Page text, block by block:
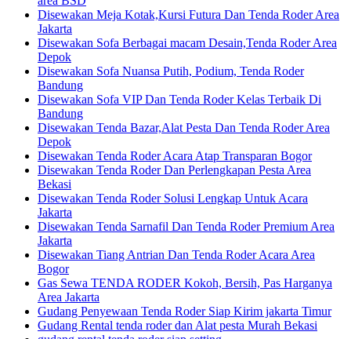
Disewakan Meja Kotak,Kursi Futura Dan Tenda Roder Area
Jakarta
Disewakan Sofa Berbagai macam Desain,Tenda Roder Area
Depok
Disewakan Sofa Nuansa Putih, Podium, Tenda Roder
Bandung
Disewakan Sofa VIP Dan Tenda Roder Kelas Terbaik Di
Bandung
Disewakan Tenda Bazar,Alat Pesta Dan Tenda Roder Area
Depok
Disewakan Tenda Roder Acara Atap Transparan Bogor
Disewakan Tenda Roder Dan Perlengkapan Pesta Area
Bekasi
Disewakan Tenda Roder Solusi Lengkap Untuk Acara
Jakarta
Disewakan Tenda Sarnafil Dan Tenda Roder Premium Area
Jakarta
Disewakan Tiang Antrian Dan Tenda Roder Acara Area
Bogor
Gas Sewa TENDA RODER Kokoh, Bersih, Pas Harganya
Area Jakarta
Gudang Penyewaan Tenda Roder Siap Kirim jakarta Timur
Gudang Rental tenda roder dan Alat pesta Murah Bekasi